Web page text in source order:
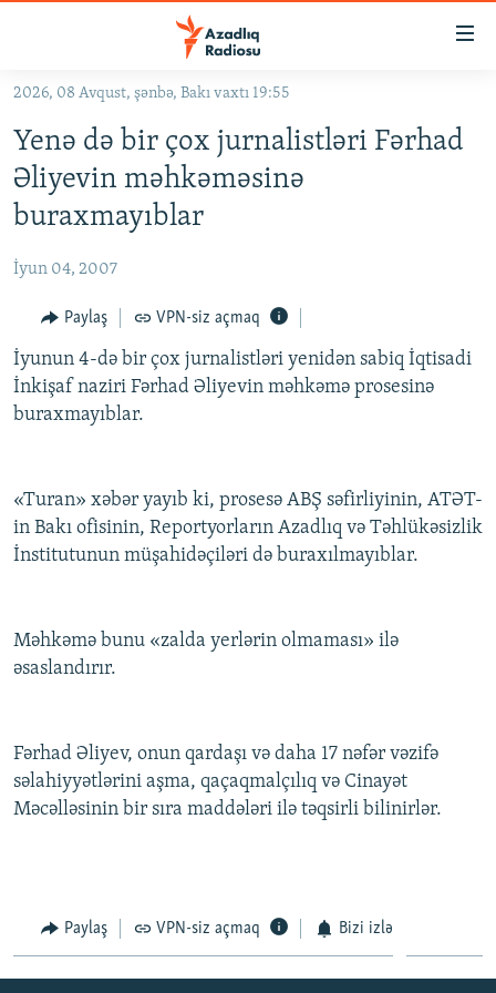
Əsas
qayıt
Əsas
naviqasiyaya
qayıt
Axtarışa
keç
KORRUPSIOMETR
FƏRQƏ BAX
QANUNI DOĞRU
ARAŞDIRMA
MULTIMEDIA
İNFOQRAFIKA
KARIKATURA
AZƏRBAYCAN ƏDƏBIYYATI KITABXANASI
İSLAM VƏ DEMOKRATIYA
MISSIYAMIZ
PEŞƏ ETIKASI VƏ JURNALISTIKA STANDARTLARIMIZ
AZADLIQRADIOSU MOBIL TELEFONUNUZDA
BIZIMLƏ ƏLAQƏ
BIZI IZLƏ
RFE/RL-in bütün saytları
2026, 08 Avqust, şənbə, Bakı vaxtı 19:55
Yenə də bir çox jurnalistləri Fərhad
Əliyevin məhkəməsinə
buraxmayıblar
İyun 04, 2007
Paylaş VPN-siz açmaq
İyunun 4-də bir çox jurnalistləri yenidən sabiq İqtisadi
İnkişaf naziri Fərhad Əliyevin məhkəmə prosesinə
buraxmayıblar.
«Turan» xəbər yayıb ki, prosesə ABŞ səfirliyinin, ATƏT-
in Bakı ofisinin, Reportyorların Azadlıq və Təhlükəsizlik
İnstitutunun müşahidəçiləri də buraxılmayıblar.
Məhkəmə bunu «zalda yerlərin olmaması» ilə
əsaslandırır.
Fərhad Əliyev, onun qardaşı və daha 17 nəfər vəzifə
səlahiyyətlərini aşma, qaçaqmalçılıq və Cinayət
Məcəlləsinin bir sıra maddələri ilə təqsirli bilinirlər.
Paylaş VPN-siz açmaq Bizi izlə